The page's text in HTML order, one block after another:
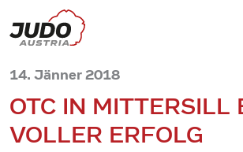
14. Jänner 2018
OTC IN MITTERSILL
VOLLER ERFOLG